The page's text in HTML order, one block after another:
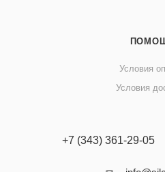
Условия
Условия
+7 (343) 361-29-05